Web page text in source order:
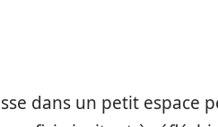
dans un petit espace